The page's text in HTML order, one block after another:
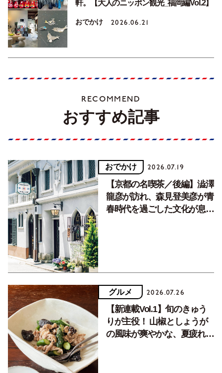
軒。【大人のニッポン観光_福岡編Vol.2】
おでかけ 2026.06.21
RECOMMEND
おすすめ記事
おでかけ 2026.07.19
【京都の名喫茶／後編】澁澤
龍彦が訪れ、森見登美彦が青
春時代を過ごした文化が息づ
グルメ 2026.07.26
【新連載Vol.1】旬のきゅう
りが主役！ 山椒としょうが
の風味が爽やかな、夏疲れを